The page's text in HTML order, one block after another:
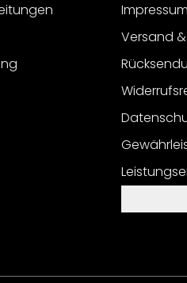
Impressum
Versand